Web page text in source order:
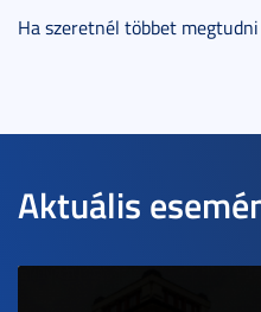
Ha szeretnél többet
Aktuális